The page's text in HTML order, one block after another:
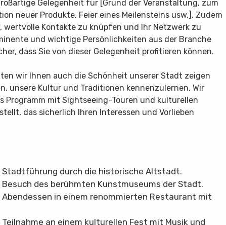
Gelegenheit für [Grund der Veranstaltung, zum
neuer Produkte, Feier eines Meilensteins usw.]. Zudem
wertvolle Kontakte zu knüpfen und Ihr Netzwerk zu
und wichtige Persönlichkeiten aus der Branche
dass Sie von dieser Gelegenheit profitieren können.
wir Ihnen auch die Schönheit unserer Stadt zeigen
unsere Kultur und Traditionen kennenzulernen. Wir
Programm mit Sightseeing-Touren und kulturellen
das sicherlich Ihren Interessen und Vorlieben
Stadtführung durch die historische Altstadt.
Besuch des berühmten Kunstmuseums der Stadt.
Abendessen in einem renommierten Restaurant mit
Teilnahme an einem kulturellen Fest mit Musik und